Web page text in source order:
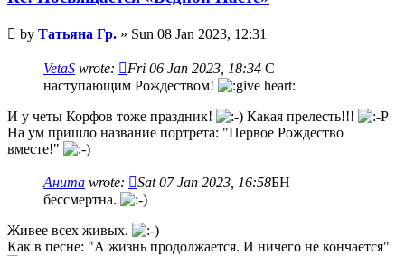
Unread
post
by Татьяна Гр. » Sun 08 Jan 2023, 12:31
VetaS wrote: Fri 06 Jan 2023, 18:34 С
наступающим Рождеством!
И у четы Корфов тоже праздник!
Какая прелесть!!!
На ум пришло название портрета: "Первое Рождество
вместе!"
Анита wrote: Sat 07 Jan 2023, 16:58БН
бессмертна.
Живее всех живых.
Как в песне: "А жизнь продолжается. И ничего не кончается"